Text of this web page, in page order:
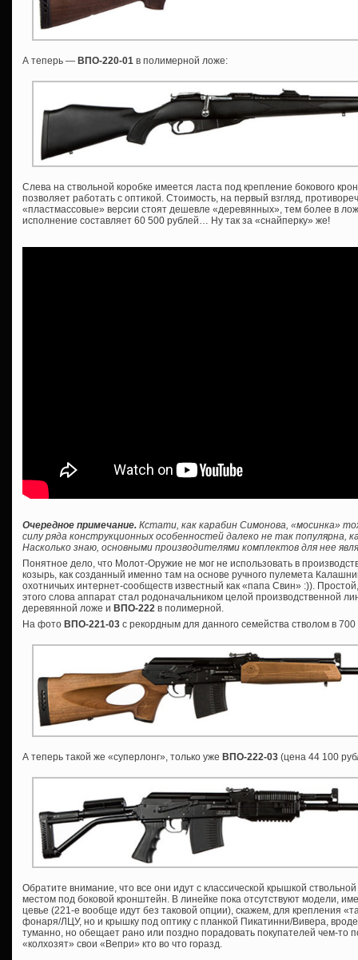
А теперь — ВПО-220-01 в полимерной ложе:
Слева на ствольной коробке имеется ласта под крепление бокового
позволяет работать с оптикой. Стоимость, на первый взгляд,
«пластмассовые» версии стоят дешевле «деревянных», тем более в
исполнение составляет 60 500 рублей… Ну так за «снайперку» же!
Очередное примечание. Кстати, как карабин Симонова, «мосинка»
силу ряда конструкционных особенностей далеко не так популярна,
Насколько знаю, основными производителями комплектов для нее
Понятное дело, что Молот-Оружие не мог не использовать в
козырь, как созданный именно там на основе ручного пулемета
охотничьих интернет-сообществ известный как «папа Свин» :)).
этого слова аппарат стал родоначальником целой производственной
деревянной ложе и ВПО-222 в полимерной.
На фото ВПО-221-03 с рекордным для данного семейства стволом в
А теперь такой же «суперлонг», только уже ВПО-222-03 (цена 44 100
Обратите внимание, что все они идут с классической крышкой
местом под боковой кронштейн. В линейке пока отсутствуют модели,
цевье (221-е вообще идут без таковой опции), скажем, для крепления
фонаря/ЛЦУ, но и крышку под оптику с планкой Пикатинни/Вивера,
туманно, но обещает рано или поздно порадовать покупателей чем-то
«колхозят» свои «Вепри» кто во что горазд.